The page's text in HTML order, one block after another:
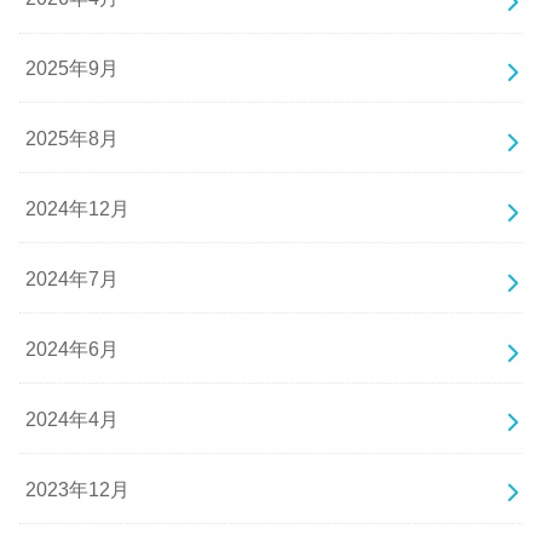
2025年9月
2025年8月
2024年12月
2024年7月
2024年6月
2024年4月
2023年12月